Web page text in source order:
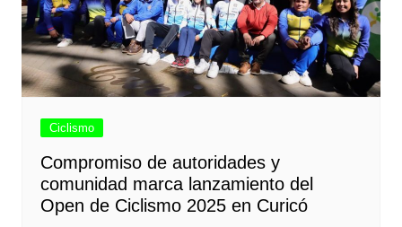
Ciclismo
Compromiso de autoridades y
comunidad marca lanzamiento del
Open de Ciclismo 2025 en Curicó